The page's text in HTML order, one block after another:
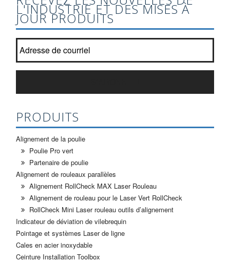
L'INDUSTRIE ET DES MISES À
JOUR PRODUITS
Joignez-vous à notre liste de bulletin? *
PRODUITS
Alignement de la poulie
Poulie Pro vert
Partenaire de poulie
Alignement de rouleaux parallèles
Alignement RollCheck MAX Laser Rouleau
Alignement de rouleau pour le Laser Vert RollCheck
RollCheck Mini Laser rouleau outils d’alignement
Indicateur de déviation de vilebrequin
Pointage et systèmes Laser de ligne
Cales en acier inoxydable
Ceinture Installation Toolbox